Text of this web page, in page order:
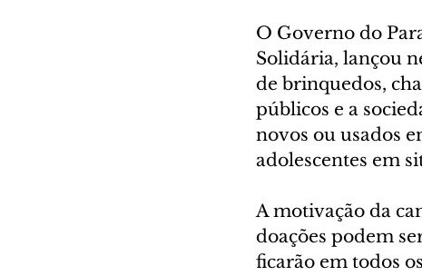
O Governo do
Solidária, lançou
de brinquedos,
públicos e a
novos ou usados
adolescentes em
A motivação da
doações podem
ficarão em todos